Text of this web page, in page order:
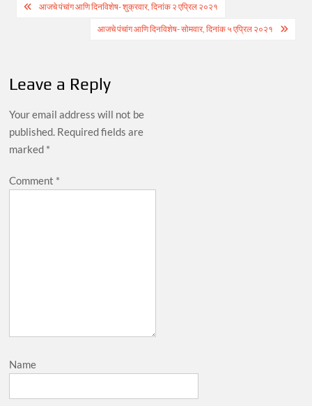
Post
navigation
आजचे पंचांग आणि दिनविशेष- शुक्रवार, दिनांक २ एप्रिल २०२१
आजचे पंचांग आणि दिनविशेष- सोमवार, दिनांक ५ एप्रिल २०२१
Leave a Reply
Your email address will not be
published. Required fields are
marked *
Comment *
Name